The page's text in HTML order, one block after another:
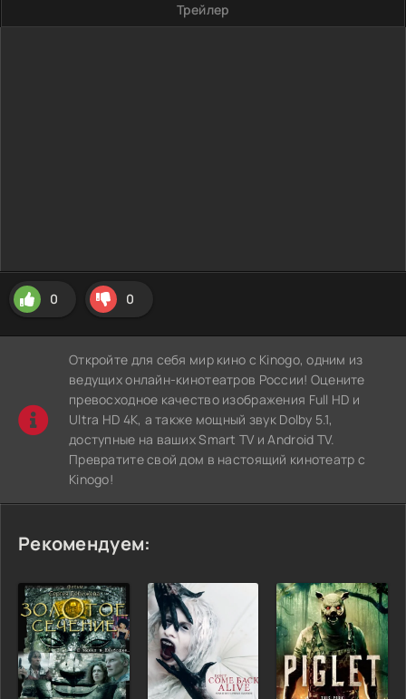
Трейлер
0 0
Откройте для себя мир кино с Kinogo, одним из
ведущих онлайн-кинотеатров России! Оцените
превосходное качество изображения Full HD и
Ultra HD 4K, а также мощный звук Dolby 5.1,
доступные на ваших Smart TV и Android TV.
Превратите свой дом в настоящий кинотеатр с
Kinogo!
Рекомендуем: